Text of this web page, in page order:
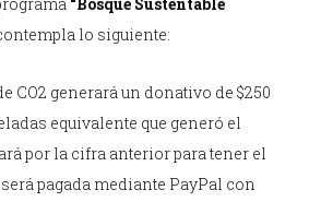
“Bosque Sustentable
lo siguiente:
CO2 generará un donativo de $250
equivalente que generó el
por la cifra anterior para tener el
pagada mediante PayPal con